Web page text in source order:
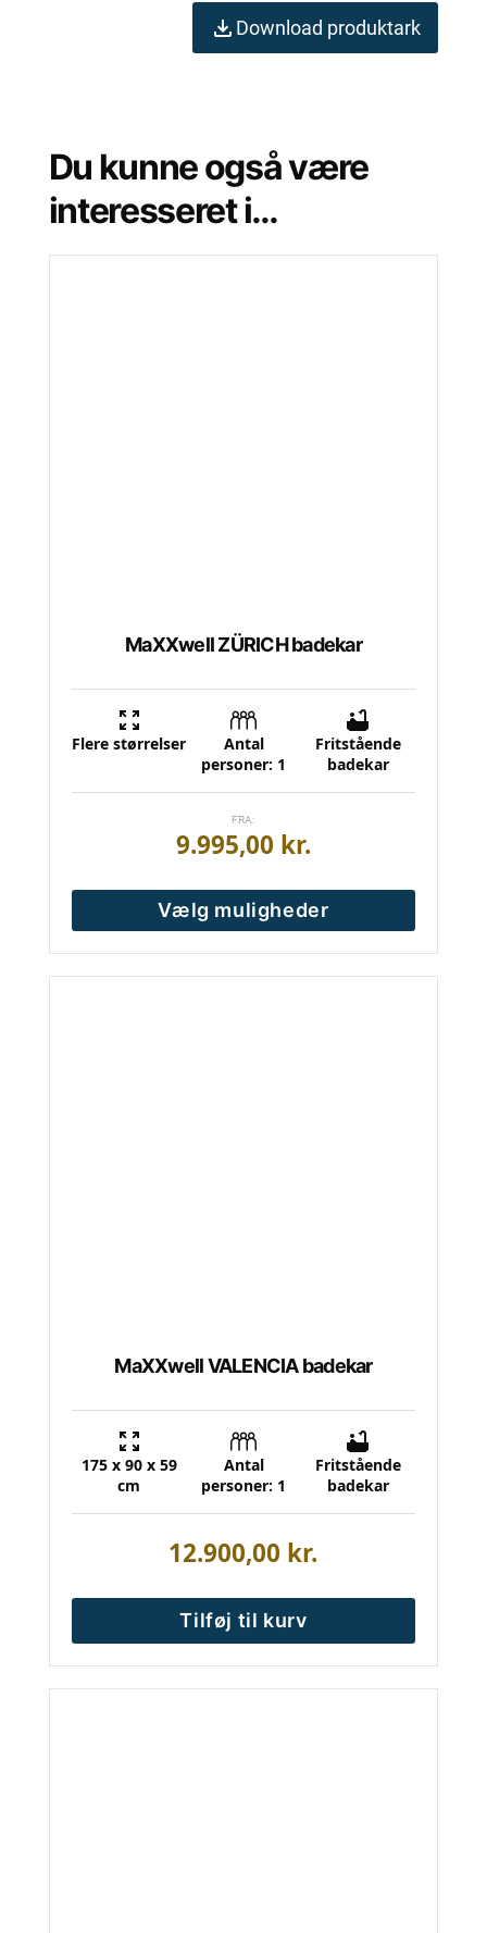
Download produktark
Du kunne også være
interesseret i…
MaXXwell ZÜRICH badekar
Flere størrelser
Antal
personer: 1
Fritstående
badekar
FRA:
9.995,00 kr.
Vælg muligheder
MaXXwell VALENCIA badekar
175 x 90 x 59
cm
Antal
personer: 1
Fritstående
badekar
12.900,00 kr.
Tilføj til kurv